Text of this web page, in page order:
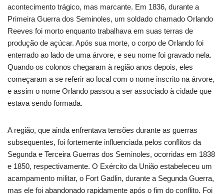
acontecimento trágico, mas marcante. Em 1836, durante a
Primeira Guerra dos Seminoles, um soldado chamado Orlando
Reeves foi morto enquanto trabalhava em suas terras de
produção de açúcar. Após sua morte, o corpo de Orlando foi
enterrado ao lado de uma árvore, e seu nome foi gravado nela.
Quando os colonos chegaram à região anos depois, eles
começaram a se referir ao local com o nome inscrito na árvore,
e assim o nome Orlando passou a ser associado à cidade que
estava sendo formada.
A região, que ainda enfrentava tensões durante as guerras
subsequentes, foi fortemente influenciada pelos conflitos da
Segunda e Terceira Guerras dos Seminoles, ocorridas em 1838
e 1850, respectivamente. O Exército da União estabeleceu um
acampamento militar, o Fort Gadlin, durante a Segunda Guerra,
mas ele foi abandonado rapidamente após o fim do conflito. Foi